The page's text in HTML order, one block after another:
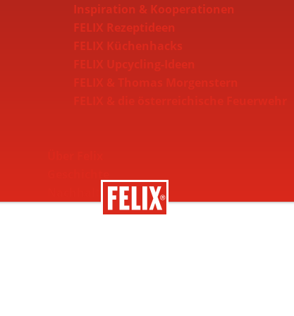
Inspiration & Kooperationen
FELIX Rezeptideen
FELIX Küchenhacks
FELIX Upcycling-Ideen
Nachhaltigkeit